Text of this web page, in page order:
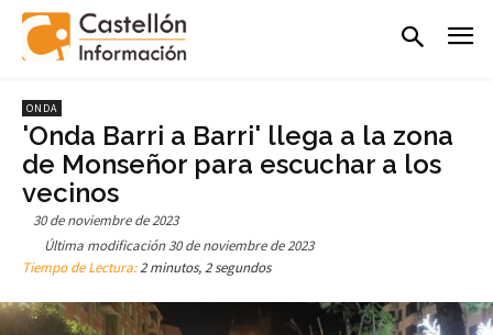
ONDA
'Onda Barri a Barri' llega a la zona
de Monseñor para escuchar a los
vecinos
30 de noviembre de 2023
Última modificación 30 de noviembre de 2023
Tiempo de Lectura:2 minutos, 2 segundos